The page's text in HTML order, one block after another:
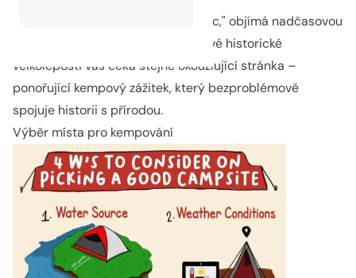
Dubrovnik, the "Pearl of the Adriatic," objímá nadčasovou
historii a pobřežní půvab. Kromě své historické
velkoleposti vás čeká stejně okouzlující stránka –
ponořující kempový zážitek, který bezproblémově
spojuje historii s přírodou.
Výběr místa pro kempování